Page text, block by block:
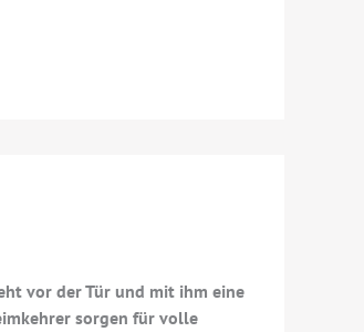
vor der Tür und mit ihm eine
sorgen für volle